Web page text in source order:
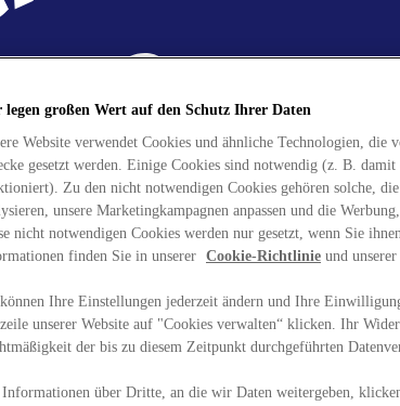
legen großen Wert auf den Schutz Ihrer Daten
Website verwendet Cookies und ähnliche Technologien, die
gesetzt werden. Einige Cookies sind notwendig (z. B. damit
Zu den nicht notwendigen Cookies gehören solche,
unsere Marketingkampagnen anpassen und die
nicht notwendigen Cookies werden nur gesetzt, wenn Sie
finden Sie in unserer
Cookie-Richtlinie und unserer
Ihre Einstellungen jederzeit ändern und Ihre
unserer Website auf "Cookies verwalten“ klicken. Ihr
der bis zu diesem Zeitpunkt durchgeführten
über Dritte, an die wir Daten weitergeben,